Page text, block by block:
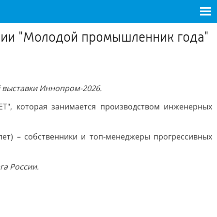
"Молодой промышленник года"
Иннопром-2026.
которая занимается производством инженерных
– собственники и топ-менеджеры прогрессивных
России.